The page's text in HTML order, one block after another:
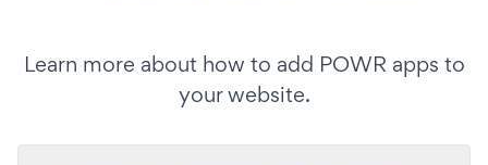
Learn more about how to add POWR apps to
your website.